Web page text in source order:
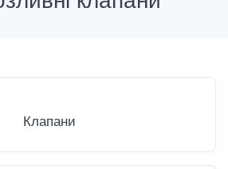
Клапани